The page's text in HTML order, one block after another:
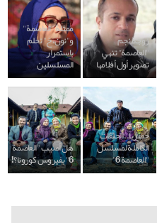
زوجة نجم
"العاصمة" تنهي
تصوير أول أفلامها
ممثلة "العاصمة"
و"نون، خ" تحلم
باستمرار
المسلسلين
حصرياً.. الحلقات
الكاملة لمسلسل
"العاصمة 6"
هل أصيب "العاصمة
6" بفيروس كورونا؟!